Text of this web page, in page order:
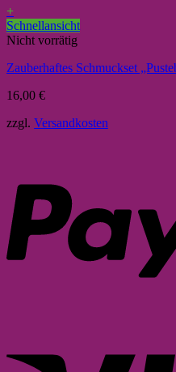
+
Schnellansicht
Nicht vorrätig
Zauberhaftes Schmuckset
16,00 €
zzgl. Versandkosten